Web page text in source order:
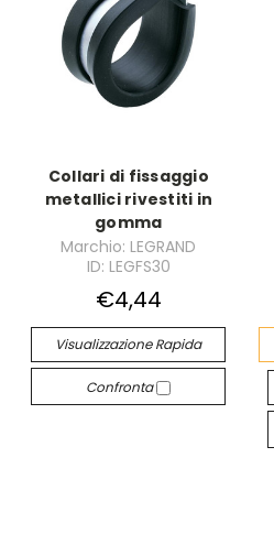
Collari di fissaggio
metallici rivestiti in
gomma
Marchio: LEGRAND
ID: LEGFS30
€4,44
Visualizzazione Rapida
Confronta